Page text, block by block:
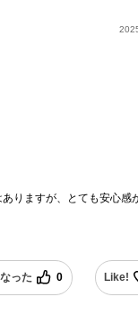
りますが、とても安心感
った 0 Like!